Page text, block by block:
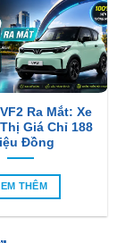
Ra Mắt: Xe
Giá Chỉ 188
Đồng
THÊM